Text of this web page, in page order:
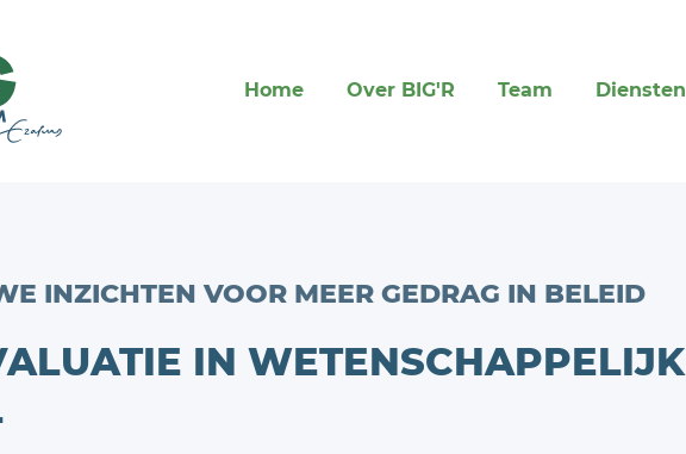
Home Over BIG'R Team Diensten
INZICHTEN VOOR MEER GEDRAG IN BELEID
IN WETENSCHAPPELIJK